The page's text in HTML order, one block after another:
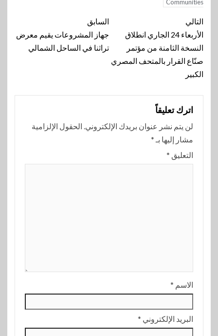
Communities
تنقل
المقالة
السابق
جهاز المشروعات يقيم معرض
تراثنا في الساحل الشمالي
التالي
الأربعاء 24 الجاري انطلاق
النسخة الثامنة من مؤتمر
صنّاع القرار بالمتحف المصري
الكبير
اترك تعليقاً
لن يتم نشر عنوان بريدك الإلكتروني. الحقول الإلزامية
مشار إليها بـ *
التعليق *
الاسم *
البريد الإلكتروني *